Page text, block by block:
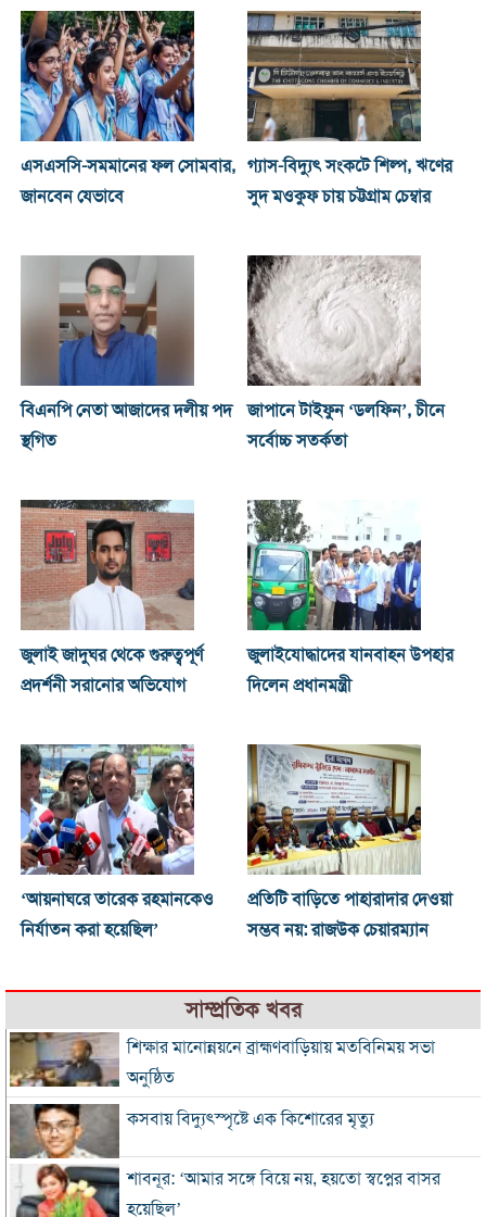
এসএসসি-সমমানের ফল সোমবার,
জানবেন যেভাবে
গ্যাস-বিদ্যুৎ সংকটে শিল্প, ঋণের
সুদ মওকুফ চায় চট্টগ্রাম চেম্বার
বিএনপি নেতা আজাদের দলীয় পদ
স্থগিত
জাপানে টাইফুন ‘ডলফিন’, চীনে
সর্বোচ্চ সতর্কতা
জুলাই জাদুঘর থেকে গুরুত্বপূর্ণ
প্রদর্শনী সরানোর অভিযোগ
জুলাইযোদ্ধাদের যানবাহন উপহার
দিলেন প্রধানমন্ত্রী
‘আয়নাঘরে তারেক রহমানকেও
নির্যাতন করা হয়েছিল’
প্রতিটি বাড়িতে পাহারাদার দেওয়া
সম্ভব নয়: রাজউক চেয়ারম্যান
সাম্প্রতিক খবর
শিক্ষার মানোন্নয়নে ব্রাহ্মণবাড়িয়ায় মতবিনিময় সভা
অনুষ্ঠিত
কসবায় বিদ্যুৎস্পৃষ্টে এক কিশোরের মৃত্যু
শাবনূর: ‘আমার সঙ্গে বিয়ে নয়, হয়তো স্বপ্নের বাসর
হয়েছিল’